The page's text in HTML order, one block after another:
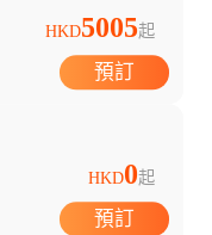
HKD5005起
預訂
HKD0起
預訂